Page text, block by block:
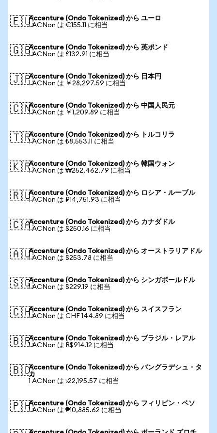
🇪🇺Accenture (Ondo Tokenized) から ユーロ
1 ACNon は €155.11 に相当
🇬🇧Accenture (Ondo Tokenized) から 英ポンド
1 ACNon は £132.91 に相当
🇯🇵Accenture (Ondo Tokenized) から 日本円
1 ACNon は ￥28,297.59 に相当
🇨🇳Accenture (Ondo Tokenized) から 中国人民元
1 ACNon は ￥1,209.89 に相当
🇹🇷Accenture (Ondo Tokenized) から トルコリラ
1 ACNon は ₺8,553.11 に相当
🇰🇷Accenture (Ondo Tokenized) から 韓国ウォン
1 ACNon は ₩252,462.79 に相当
🇷🇺Accenture (Ondo Tokenized) から ロシア・ルーブル
1 ACNon は ₽14,751.93 に相当
🇨🇦Accenture (Ondo Tokenized) から カナダドル
1 ACNon は $250.16 に相当
🇦🇺Accenture (Ondo Tokenized) から オーストラリアドル
1 ACNon は $253.78 に相当
🇸🇬Accenture (Ondo Tokenized) から シンガポールドル
1 ACNon は $229.19 に相当
🇨🇭Accenture (Ondo Tokenized) から スイスフラン
1 ACNon は CHF 144.89 に相当
🇧🇷Accenture (Ondo Tokenized) から ブラジル・レアル
1 ACNon は R$914.12 に相当
🇧🇩Accenture (Ondo Tokenized) から バングラデシュ・タ
カ
1 ACNon は ৳22,195.57 に相当
🇵🇭Accenture (Ondo Tokenized) から フィリピン・ペソ
1 ACNon は ₱10,885.62 に相当